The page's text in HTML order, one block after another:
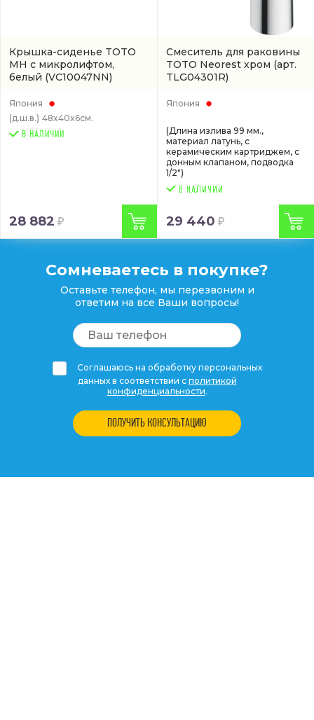
Крышка-сиденье TOTO
MH с микролифтом,
белый (VC10047NN)
Япония
(д.ш.в.) 48x40x6см.
В НАЛИЧИИ
28 882
Смеситель для раковины
TOTO Neorest хром (арт.
TLG04301R)
Япония
(Длина излива 99 мм.,
материал латунь, с
керамическим картриджем, с
донным клапаном, подводка
1/2")
29 440
Сомневаетесь в покупке?
Оставьте телефон, мы перезвоним и
ответим на все Ваши вопросы!
Соглашаюсь на обработку персональных
данных в соответствии с политикой
конфиденциальности.
ПОЛУЧИТЬ КОНСУЛЬТАЦИЮ